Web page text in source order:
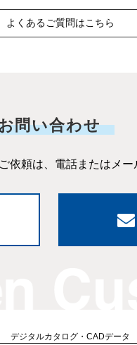
よくあるご質問はこちら
問い合わせ
依頼は、電話またはメー
デジタルカタログ・CADデータ